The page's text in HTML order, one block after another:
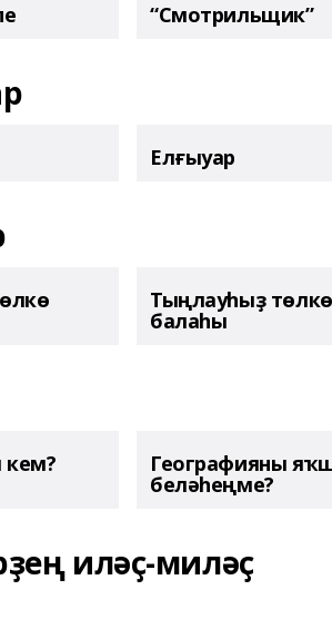
“Смотрильщик”
Елғыуар
Тыңлауһыҙ төлкө
балаһы
кем? Географияны
беләһеңме?
иләҫ-миләҫ